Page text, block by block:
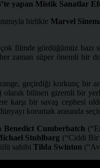
yapan Mistik
birlikte Marvel
filmde gördüğümüz bazı
zaman süper önemli bir
geçirdiği korkunç bir
bilinen gizemli bir
karşı bir savaş cephesi
korumak arasında
Benedict Cumberbatch
Stuhlbarg (“Ciddi Bir
sahibi Tilda Swinton